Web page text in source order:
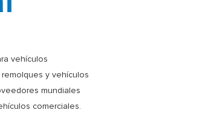
vehículos
y vehículos
mundiales
comerciales.